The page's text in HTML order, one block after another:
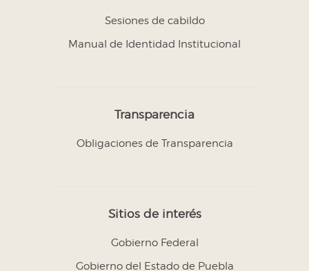
Sesiones de cabildo
Manual de Identidad Institucional
Transparencia
Obligaciones de Transparencia
Sitios de interés
Gobierno Federal
Gobierno del Estado de Puebla